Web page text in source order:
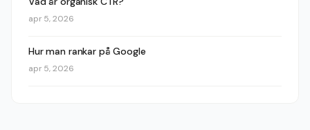
apr 5, 2026
Hur man rankar på Google
apr 5, 2026